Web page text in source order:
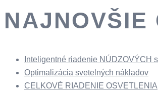
NAJNOVŠIE
Inteligentné riadenie NÚDZOVÝCH
Optimalizácia svetelných nákladov
CELKOVÉ RIADENIE OSVETLENIA